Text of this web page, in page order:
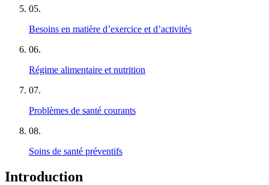
05.
Besoins en matière d’exercice et d’activités
06.
Régime alimentaire et nutrition
07.
Problèmes de santé courants
08.
Soins de santé préventifs
Introduction